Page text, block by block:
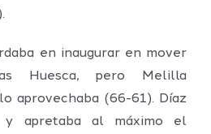
en inaugurar en mover
Huesca, pero Melilla
aprovechaba (66-61). Díaz
y apretaba al máximo el